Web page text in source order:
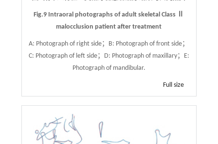
Fig.9 Intraoral photographs of adult skeletal Class Ⅱ
malocclusion patient after treatment
A: Photograph of right side；B: Photograph of front side；
C: Photograph of left side；D: Photograph of maxillary；E:
Photograph of mandibular.
Full size